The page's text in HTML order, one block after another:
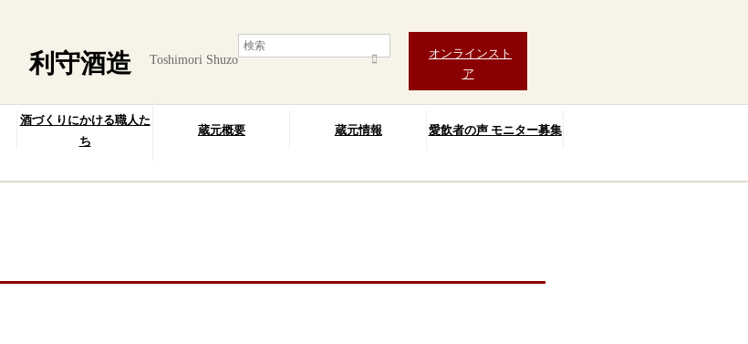
オンラインスト
ア
利守酒造 Toshimori Shuzo
酒づくりにかける職人た
ち
蔵元概要 蔵元情報 愛飲者の声 モニター募集